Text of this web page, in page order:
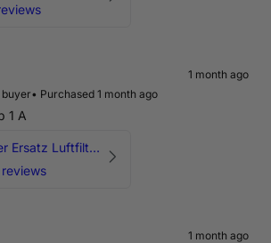
1 month ago
• Purchased 1 month ago
1 A
Konischer Ersatz Luftfilter Pilz - 4" & 5" Offene Ansaugung
reviews
1 month ago